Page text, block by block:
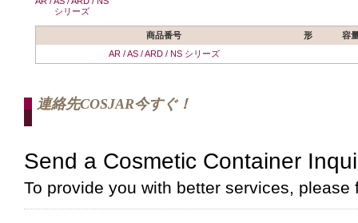
シリーズ
商品番号 形
容
AR / AS / ARD / NS シリーズ
連絡先COSJAR今すぐ！